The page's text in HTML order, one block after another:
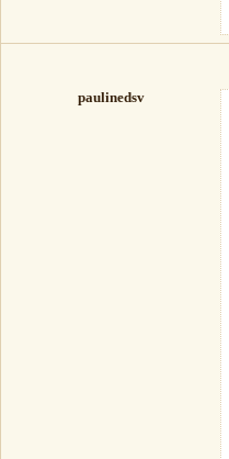
paulinedsv